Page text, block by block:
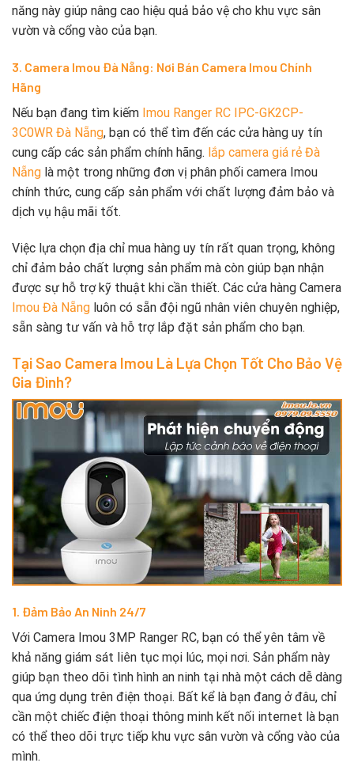
năng này giúp nâng cao hiệu quả bảo vệ cho khu vực sân
vườn và cổng vào của bạn.
3. Camera Imou Đà Nẵng: Nơi Bán Camera Imou Chính
Hãng
Nếu bạn đang tìm kiếm Imou Ranger RC IPC-GK2CP-
3C0WR Đà Nẵng, bạn có thể tìm đến các cửa hàng uy tín
cung cấp các sản phẩm chính hãng. lắp camera giá rẻ Đà
Nẵng là một trong những đơn vị phân phối camera Imou
chính thức, cung cấp sản phẩm với chất lượng đảm bảo và
dịch vụ hậu mãi tốt.
Việc lựa chọn địa chỉ mua hàng uy tín rất quan trọng, không
chỉ đảm bảo chất lượng sản phẩm mà còn giúp bạn nhận
được sự hỗ trợ kỹ thuật khi cần thiết. Các cửa hàng Camera
Imou Đà Nẵng luôn có sẵn đội ngũ nhân viên chuyên nghiệp,
sẵn sàng tư vấn và hỗ trợ lắp đặt sản phẩm cho bạn.
Tại Sao Camera Imou Là Lựa Chọn Tốt Cho Bảo Vệ
Gia Đình?
1. Đảm Bảo An Ninh 24/7
Với Camera Imou 3MP Ranger RC, bạn có thể yên tâm về
khả năng giám sát liên tục mọi lúc, mọi nơi. Sản phẩm này
giúp bạn theo dõi tình hình an ninh tại nhà một cách dễ dàng
qua ứng dụng trên điện thoại. Bất kể là bạn đang ở đâu, chỉ
cần một chiếc điện thoại thông minh kết nối internet là bạn
có thể theo dõi trực tiếp khu vực sân vườn và cổng vào của
mình.